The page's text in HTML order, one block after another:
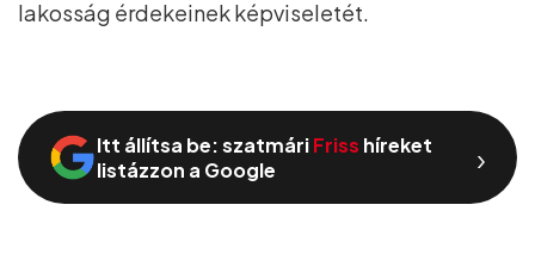
lakosság érdekeinek képviseletét.
Itt állítsa be: szatmáriFriss híreket
listázzon a Google
›